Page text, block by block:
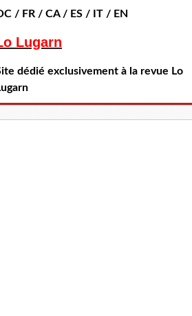
/ FR / CA / ES / IT / EN
Lugarn
dédié exclusivement à la revue Lo